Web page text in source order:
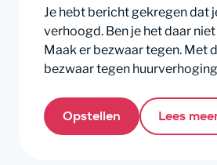
Je hebt bericht gekregen dat
verhoogd. Ben je het daar
Maak er bezwaar tegen. Met
bezwaar tegen
Opstellen Lees